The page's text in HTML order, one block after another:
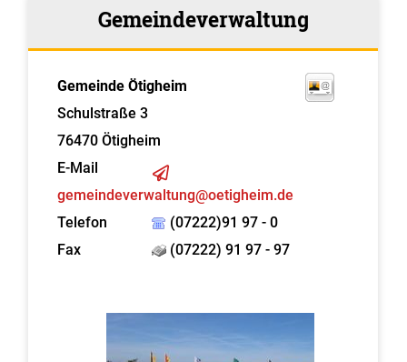
Gemeindeverwaltung
Gemeinde Ötigheim
Schulstraße 3
76470 Ötigheim
E-Mail
gemeindeverwaltung@oetigheim.de
Telefon
(07222)91 97 - 0
Fax
(07222) 91 97 - 97